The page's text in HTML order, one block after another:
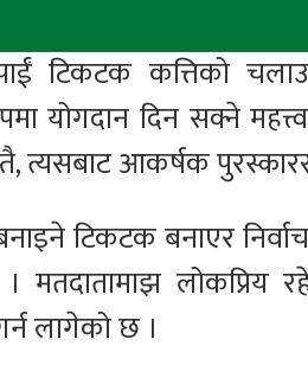
टिकटक कत्तिको
योगदान दिन सक्ने
त्यसबाट आकर्षक
टिकटक बनाएर
। मतदातामाझ
लागेको छ ।